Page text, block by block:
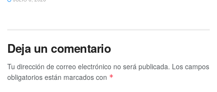
Tags: cabeza
Deja un comentario
Tu dirección de correo electrónico no será publicada. Los campos
obligatorios están marcados con *